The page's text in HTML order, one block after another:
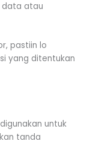
data atau
pastiin lo
yang ditentukan
untuk
tanda